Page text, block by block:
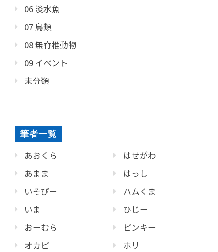
06 淡水魚
07 鳥類
08 無脊椎動物
09 イベント
未分類
筆者一覧
あおくら
あまま
いそぴー
いま
おーむら
オカピ
はせがわ
はっし
ハムくま
ひじー
ピンキー
ホリ